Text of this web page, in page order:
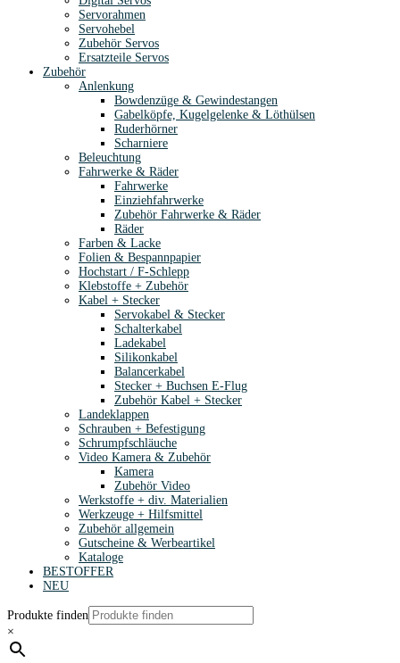
Servorahmen
Servohebel
Zubehör Servos
Ersatzteile Servos
Zubehör
Anlenkung
Bowdenzüge & Gewindestangen
Gabelköpfe, Kugelgelenke & Löthülsen
Ruderhörner
Scharniere
Beleuchtung
Fahrwerke & Räder
Fahrwerke
Einziehfahrwerke
Zubehör Fahrwerke & Räder
Räder
Farben & Lacke
Folien & Bespannpapier
Hochstart / F-Schlepp
Klebstoffe + Zubehör
Kabel + Stecker
Servokabel & Stecker
Schalterkabel
Ladekabel
Silikonkabel
Balancerkabel
Stecker + Buchsen E-Flug
Zubehör Kabel + Stecker
Landeklappen
Schrauben + Befestigung
Schrumpfschläuche
Video Kamera & Zubehör
Kamera
Zubehör Video
Werkstoffe + div. Materialien
Werkzeuge + Hilfsmittel
Zubehör allgemein
Gutscheine & Werbeartikel
Kataloge
BESTOFFER
NEU
Produkte finden
×